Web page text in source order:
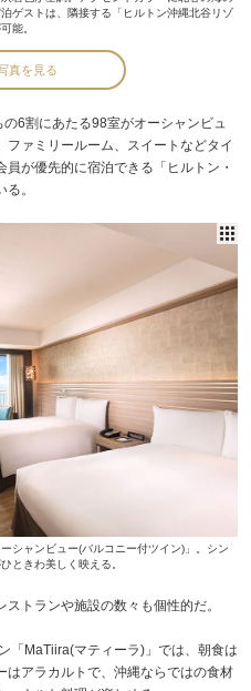
ゲストは、隣接する「ヒルトン沖縄北谷リゾ
能。
真を見る
6割にあたる98室がオーシャンビュ
ァミリールーム、スイートなどタイ
が優先的に宿泊できる「ヒルトン・
。
シャンビュー(バルコニー付ツイン)」。シン
ときわ美しく映える。
トランや施設の数々も個性的だ。
「MaTiira(マティーラ)」では、朝食は
はアラカルトで、沖縄ならではの食材